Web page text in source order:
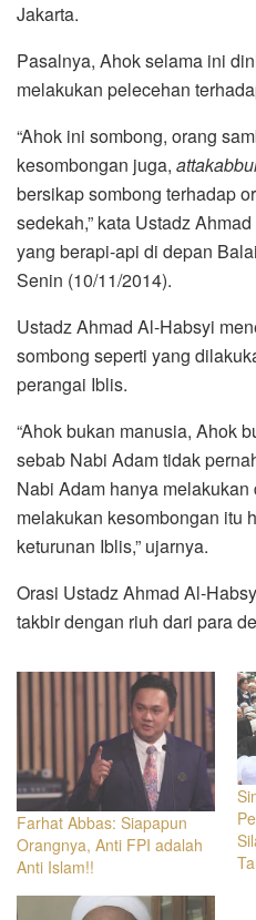
Jakarta.
Pasalnya, Ahok selama ini
melakukan pelecehan
“Ahok ini sombong, orang
kesombongan juga,
bersikap sombong terhadap
sedekah,” kata Ustadz
yang berapi-api di depan
Senin (10/11/2014).
Ustadz Ahmad Al-Habsyi
sombong seperti yang
perangai Iblis.
“Ahok bukan manusia, Ahok
sebab Nabi Adam tidak
Nabi Adam hanya melakukan
melakukan kesombongan itu
keturunan Iblis,” ujarnya.
Orasi Ustadz Ahmad Al-
takbir dengan riuh dari para
Farhat Abbas: Siapapun
Orangnya, Anti FPI adalah
Anti Islam!!